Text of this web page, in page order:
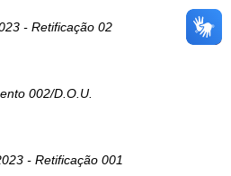
- Retificação 02
002/D.O.U.
- Retificação 001